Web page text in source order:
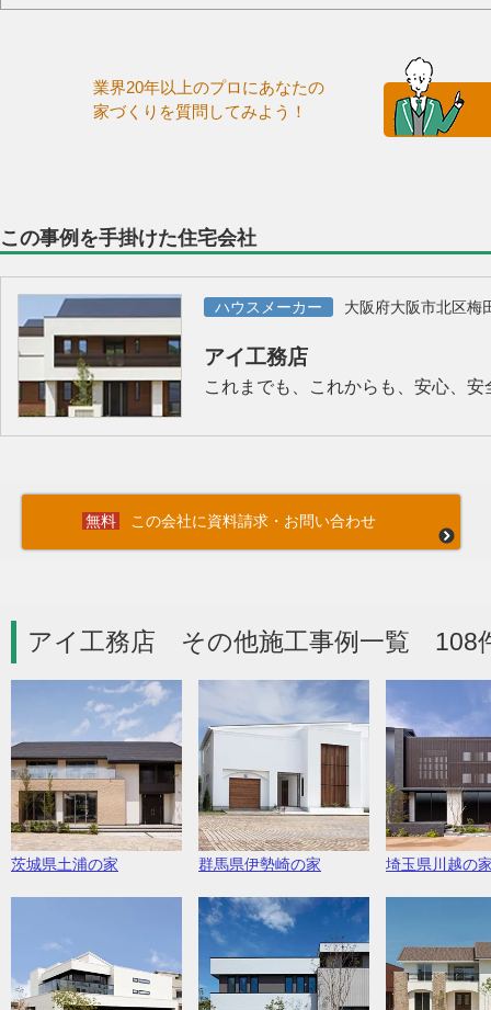
業界20年以上のプロにあなたの
家づくりを質問してみよう！
この事例を手掛けた住宅会社
ハウスメーカー 大阪府大阪市北区梅
アイ工務店
これまでも、これからも、安心、安
この会社に資料請求・お問い合わせ
アイ工務店 その他施工事例一覧 108
茨城県土浦の家 群馬県伊勢崎の家 埼玉県川越の